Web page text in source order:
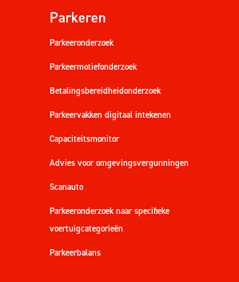
Parkeren
Parkeeronderzoek
Parkeermotiefonderzoek
Betalingsbereidheidonderzoek
Parkeervakken digitaal intekenen
Capaciteitsmonitor
Advies voor omgevingsvergunningen
Scanauto
Parkeeronderzoek naar specifieke
voertuigcategorieën
Parkeerbalans